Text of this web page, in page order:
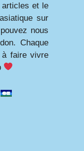
et le
sur
nous
Chaque
à faire vivre